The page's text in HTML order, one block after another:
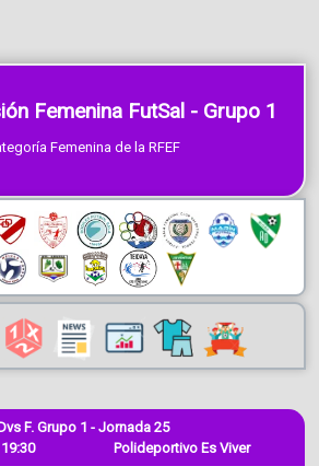
Femenina FutSal - Grupo 1
Femenina de la RFEF
F. Grupo 1 - Jornada 25
Polideportivo Es Viver